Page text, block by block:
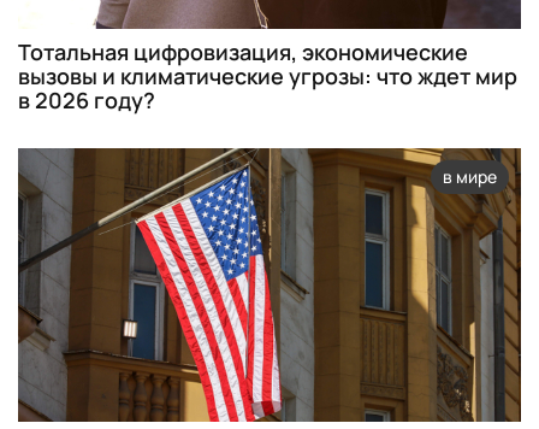
Тотальная цифровизация, экономические
вызовы и климатические угрозы: что ждет мир
в 2026 году?
в мире